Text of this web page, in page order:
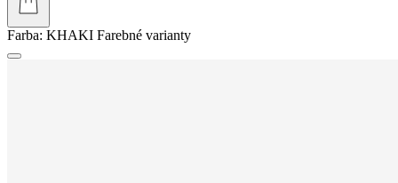
Farba: KHAKI Farebné varianty